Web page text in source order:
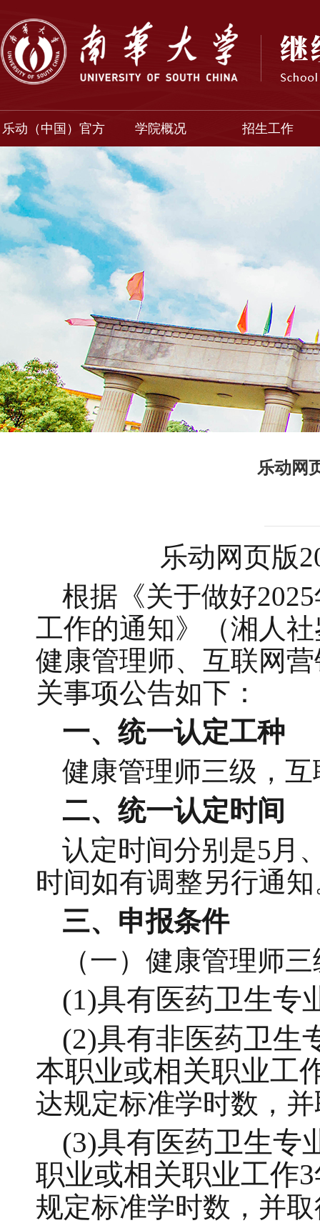
乐动（中国）官方
入口
学院概况 招生工作
乐动网
乐动网页版
根据《关于做好
工作的通知》（湘人
健康管理师、互联网
关事项公告如下：
一、统一认定工种
健康管理师三级，
二、统一认定时间
认定时间分别是5月
时间如有调整另行通
三、申报条件
（一） 健康管理师三
(1)具有医药卫生专
(2)具有非医药卫生
本职业或相关职业工
达规定标准学时数，
(3)具有医药卫生专
职业或相关职业工作
规定标准学时数，并